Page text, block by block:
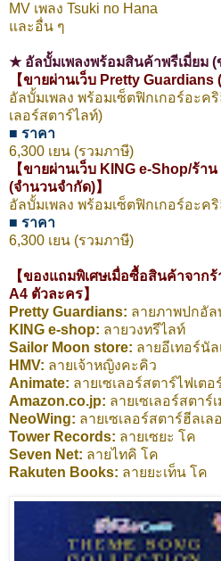
MV เพลง Tsuki no Hana
และอื่น ๆ
★ อัลบั้มเพลงพร้อมสินค้าพรีเมี่ยม
【ขายผ่านเว็บ Pretty Guardians
อัลบั้มเพลง พร้อมเซ็ตฟิกเกอร์อะค
เลอร์สตาร์ไลท์)
■ ราคา
6,300 เยน (รวมภาษี)
【ขายผ่านเว็บ KING e-Shop/ร้า
(จำนวนจำกัด)】
อัลบั้มเพลง พร้อมเซ็ตฟิกเกอร์อะค
■ ราคา
6,300 เยน (รวมภาษี)
【ของแถมพิเศษเมื่อซื้อสินค้าจาก
A4 ตัวละคร】
Pretty Guardians: ลายภาพปกอัล
KING e-shop: ลายวงทรีไลท์
Sailor Moon store: ลายอีเทอร์นั
HMV: ลายเจ้าหญิงคะคิว
Animate: ลายเซเลอร์สตาร์ไฟเตอ
Amazon.co.jp: ลายเซเลอร์สตาร์
NeoWing: ลายเซเลอร์สตาร์ฮีลเล
Tower Records: ลายเซยะ โค
Seven Net: ลายไทคิ โค
Rakuten Books: ลายยะเท็น โค